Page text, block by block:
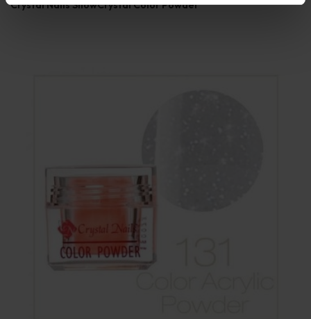
Crystal Nails SnowCrystal Color Powder